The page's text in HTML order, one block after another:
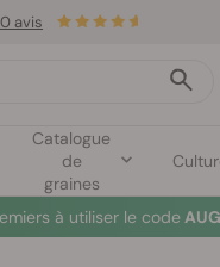
Catalogue
de
graines
avis
à utiliser le code